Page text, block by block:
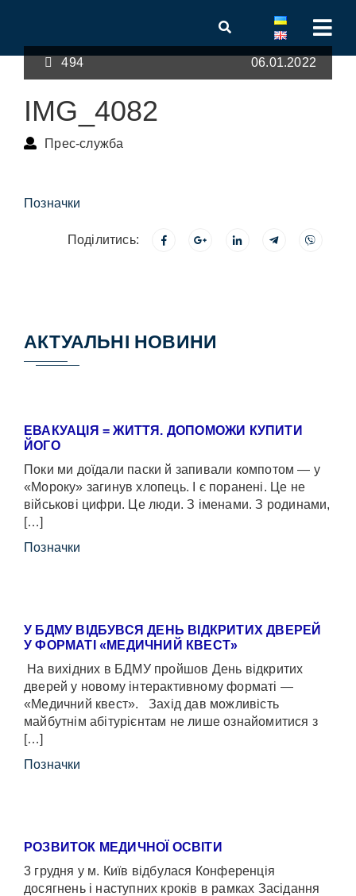
494 06.01.2022
IMG_4082
Прес-служба
Позначки
Поділитись:
АКТУАЛЬНІ НОВИНИ
ЕВАКУАЦІЯ = ЖИТТЯ. ДОПОМОЖИ КУПИТИ
ЙОГО
Поки ми доїдали паски й запивали компотом — у
«Мороку» загинув хлопець. І є поранені. Це не
військові цифри. Це люди. З іменами. З родинами,
[…]
Позначки
У БДМУ ВІДБУВСЯ ДЕНЬ ВІДКРИТИХ ДВЕРЕЙ
У ФОРМАТІ «МЕДИЧНИЙ КВЕСТ»
На вихідних в БДМУ пройшов День відкритих
дверей у новому інтерактивному форматі —
«Медичний квест». Захід дав можливість
майбутнім абітурієнтам не лише ознайомитися з
[…]
Позначки
РОЗВИТОК МЕДИЧНОЇ ОСВІТИ
3 грудня у м. Київ відбулася Конференція
досягнень і наступних кроків в рамках Засідання